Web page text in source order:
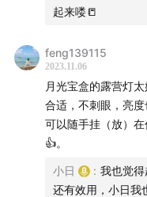
👉 关注「日谈公园」
方留言，我们将为获
BB-box」盲盒版1次。
p.s. 声音盲盒玩法请戳
｜关注我们｜
起来喽📒
feng139115
2023.11.06
月光宝盒的露营灯
合适，不刺眼，亮度
可以随手挂（放）
👍。
小日 : 我也觉
还有效用，小日我